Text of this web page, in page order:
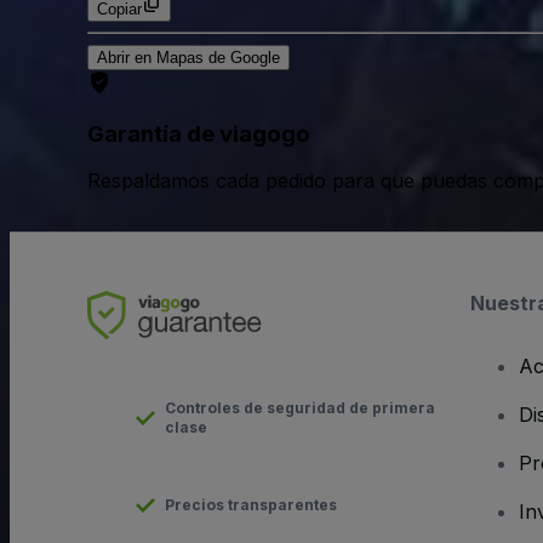
Copiar
Abrir en Mapas de Google
Garantía de viagogo
Respaldamos cada pedido para que puedas
Controles de seguridad de primera
clase
Precios transparentes